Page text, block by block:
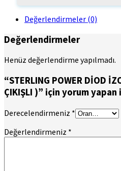
Değerlendirmeler (0)
Değerlendirmeler
Henüz değerlendirme yapılmadı.
“STERLING POWER DİOD
ÇIKIŞLI )” için yorum
Derecelendirmeniz *
Değerlendirmeniz *